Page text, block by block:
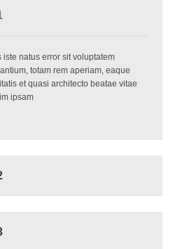
natus error sit voluptatem
totam rem aperiam, eaque
et quasi architecto beatae vitae
ipsam